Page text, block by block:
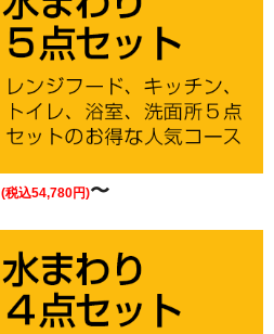
(税込54,780円)〜